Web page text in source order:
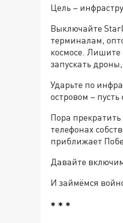
Цель –
Выключайте
терминалам,
космосе.
запускать
Ударьте по
островом –
Пора
телефонах
приближает
Давайте
И займёмся
* * *